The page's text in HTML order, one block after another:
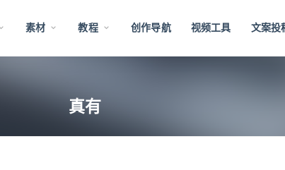
素材 教程 创作导航 视频工具 文案投
真有